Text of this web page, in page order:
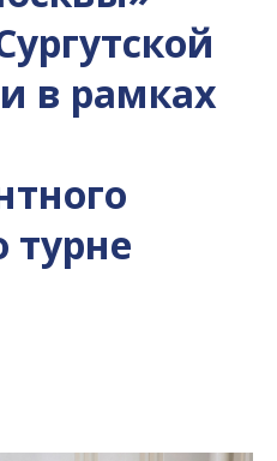
в рамках
турне